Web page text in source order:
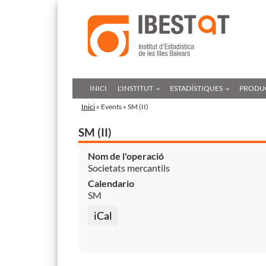
INICI L'INSTITUT ESTADÍSTIQUES
Inici » Events » SM (II)
SM (II)
Nom de l'operació
Societats mercantils
Calendario
SM
iCal